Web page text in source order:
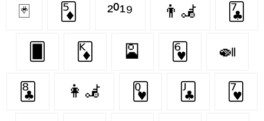
🃏 🃅 ²⁰¹⁹ 👨‍🦼 🃗
🃎 🎴 🂶 🍛
🃘 👩‍🦼 🂽 🃛 🂷